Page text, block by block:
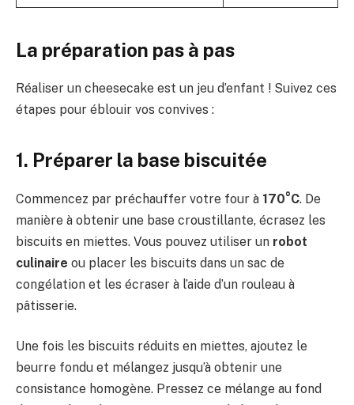
La préparation pas à pas
Réaliser un cheesecake est un jeu d’enfant ! Suivez ces
étapes pour éblouir vos convives :
1. Préparer la base biscuitée
Commencez par préchauffer votre four à 170°C. De
manière à obtenir une base croustillante, écrasez les
biscuits en miettes. Vous pouvez utiliser un robot
culinaire ou placer les biscuits dans un sac de
congélation et les écraser à l’aide d’un rouleau à
pâtisserie.
Une fois les biscuits réduits en miettes, ajoutez le
beurre fondu et mélangez jusqu’à obtenir une
consistance homogène. Pressez ce mélange au fond